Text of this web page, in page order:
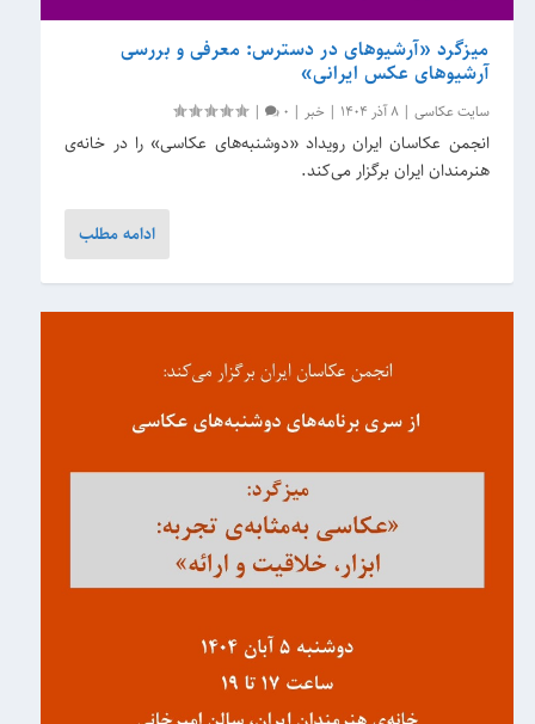
میزگرد «آرشیوهای در دسترس: معرفی و بررسی
آرشیوهای عکس ایرانی»
سایت عکاسی |8 آذر 1404 | خبر |
0
|
انجمن عکاسان ایران رویداد «دوشنبه‌های عکاسی» را در خانه‌ی
هنرمندان ایران برگزار می‌کند.
ادامه مطلب